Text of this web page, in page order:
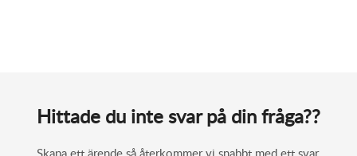
Hittade du inte svar på din fråga??
Skapa ett ärende så återkommer vi snabbt med ett svar.